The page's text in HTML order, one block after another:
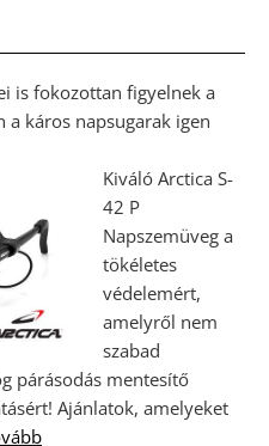
is fokozottan figyelnek a
a káros napsugarak igen
Kiváló Arctica S-
42 P
Napszemüveg a
tökéletes
védelemért,
amelyről nem
szabad
párásodás mentesítő
Ajánlatok, amelyeket